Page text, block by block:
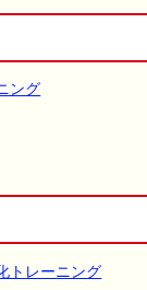
ング
トレーニング